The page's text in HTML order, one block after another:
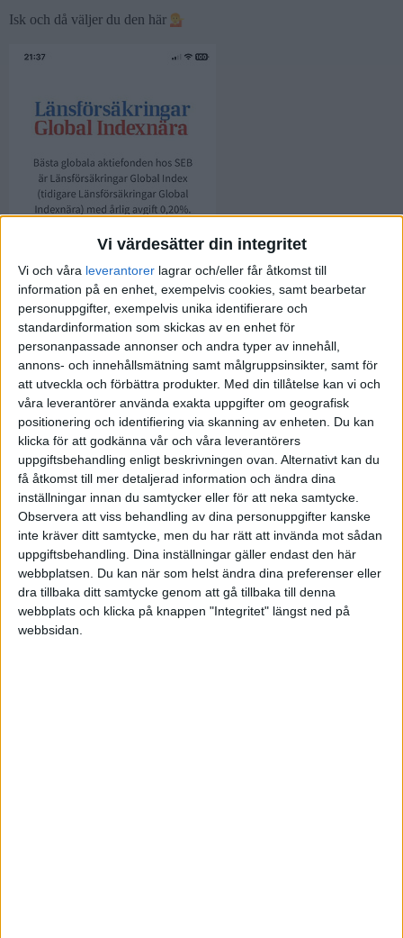
Vi värdesätter din integritet
Vi och våra leverantorer lagrar och/eller får åtkomst till
information på en enhet, exempelvis cookies, samt bearbetar
personuppgifter, exempelvis unika identifierare och
standardinformation som skickas av en enhet för
personanpassade annonser och andra typer av innehåll,
annons- och innehållsmätning samt målgruppsinsikter, samt för
att utveckla och förbättra produkter. Med din tillåtelse kan vi och
våra leverantörer använda exakta uppgifter om geografisk
positionering och identifiering via skanning av enheten. Du kan
klicka för att godkänna vår och våra leverantörers
uppgiftsbehandling enligt beskrivningen ovan. Alternativt kan du
få åtkomst till mer detaljerad information och ändra dina
inställningar innan du samtycker eller för att neka samtycke.
Observera att viss behandling av dina personuppgifter kanske
inte kräver ditt samtycke, men du har rätt att invända mot sådan
uppgiftsbehandling. Dina inställningar gäller endast den här
webbplatsen. Du kan när som helst ändra dina preferenser eller
dra tillbaka ditt samtycke genom att gå tillbaka till denna
webbplats och klicka på knappen "Integritet" längst ned på
webbsidan.
Isk och då väljer du den här
5 gillningar
Diskhandduk(Dennis) 25 April 2023 13:29
5